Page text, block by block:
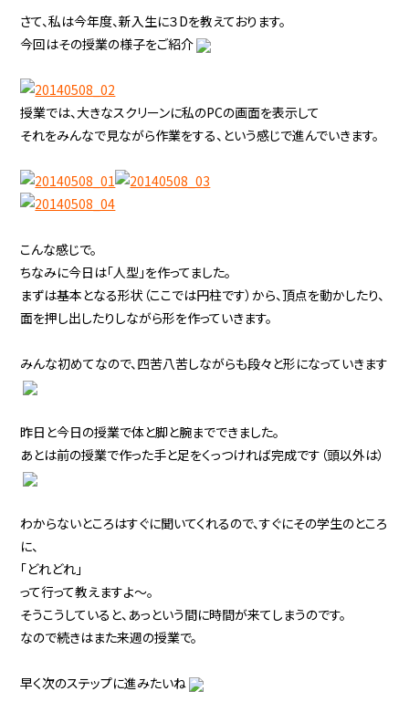
さて、私は今年度、新入生に３Dを教えております。
今回はその授業の様子をご紹介
授業では、大きなスクリーンに私のPCの画面を表示して
それをみんなで見ながら作業をする、という感じで進んでいきます。
こんな感じで。
ちなみに今日は「人型」を作ってました。
まずは基本となる形状（ここでは円柱です）から、頂点を動かしたり、
面を押し出したりしながら形を作っていきます。
みんな初めてなので、四苦八苦しながらも段々と形になっていきます
昨日と今日の授業で体と脚と腕までできました。
あとは前の授業で作った手と足をくっつければ完成です（頭以外は）
わからないところはすぐに聞いてくれるので、すぐにその学生のところ
に、
「どれどれ」
って行って教えますよ～。
そうこうしていると、あっという間に時間が来てしまうのです。
なので続きはまた来週の授業で。
早く次のステップに進みたいね